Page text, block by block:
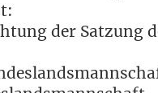
der Sat­zung